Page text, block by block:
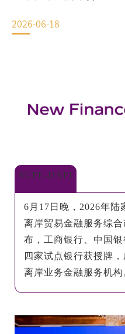
职业发展
邮编：201306
邮箱： dafi@sufe.edu.cn
2026-06-18
SUFE-DAFI
6月17日晚，2026年陆
离岸贸易金融服务综
布，工商银行、中国
四家试点银行获授牌
离岸业务金融服务机构